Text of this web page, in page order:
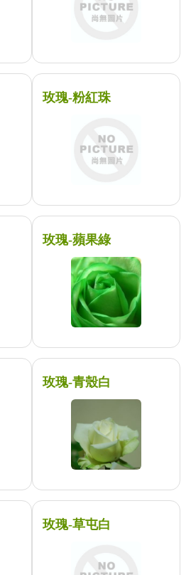
玫瑰-粉紅珠
玫瑰-蘋果綠
玫瑰-青殼白
玫瑰-草屯白